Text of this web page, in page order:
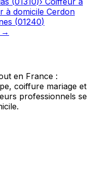
à domicile Cerdon
(01240)
→
en France :
coiffure mariage et
professionnels se